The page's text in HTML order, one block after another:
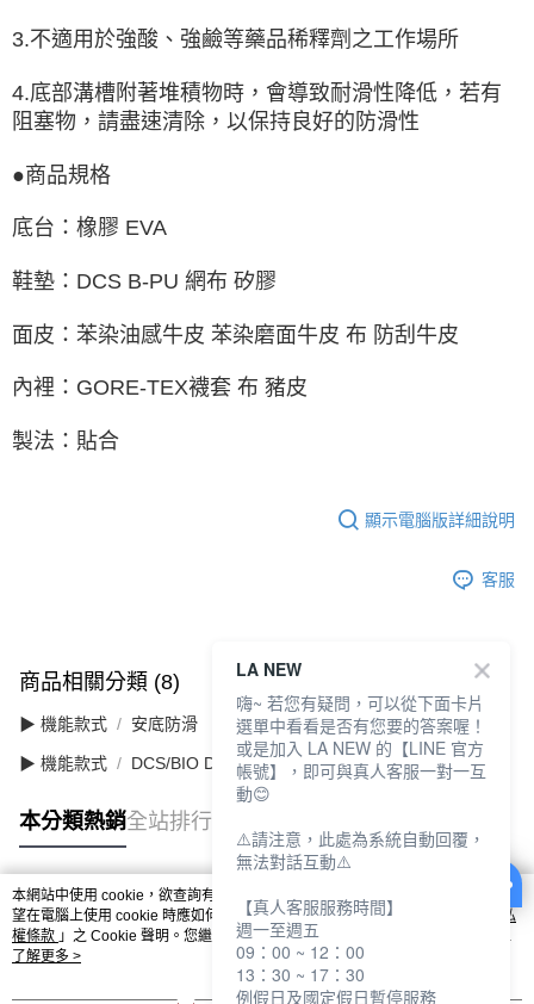
3.不適用於強酸、強鹼等藥品稀釋劑之工作場所
4.底部溝槽附著堆積物時，會導致耐滑性降低，若有
阻塞物，請盡速清除，以保持良好的防滑性
●商品規格
底台：橡膠 EVA
鞋墊：DCS B-PU 網布 矽膠
面皮：苯染油感牛皮 苯染磨面牛皮 布 防刮牛皮
內裡：GORE-TEX襪套 布 豬皮
製法：貼合
顯示電腦版詳細說明
客服
商品相關分類 (8) 查看全部
▶ 機能款式 安底防滑
▶ 機能款式 DCS/BIO DCS 舒適動能
本分類熱銷全站排行
熱門標籤
本網站中使用 cookie，欲查詢有關本網站使用 cookie 方式之詳情，及若您不希
望在電腦上使用 cookie 時應如何變更電腦的 cookie 設定，請參閱本網站「
隱私
權條款 」之 Cookie 聲明。您繼續使用本網站即表示您同意本公司得按本網站使
用條款之 Cookie 聲明使用 cookie。
了解更多 >
LA NEW
嗨~ 若您有疑問，可以從下面卡片
選單中看看是否有您要的答案喔！
或是加入 LA NEW 的【LINE 官方
帳號】，即可與真人客服一對一互
動😊
⚠️請注意，此處為系統自動回覆，
無法對話互動⚠️
【真人客服服務時間】
週一至週五
09：00 ~ 12：00
13：30 ~ 17：30
例假日及國定假日暫停服務